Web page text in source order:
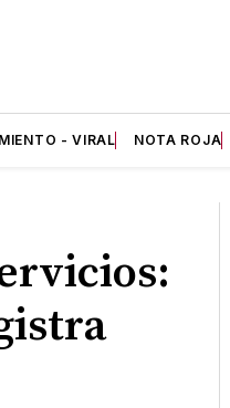
- VIRAL NOTA ROJA